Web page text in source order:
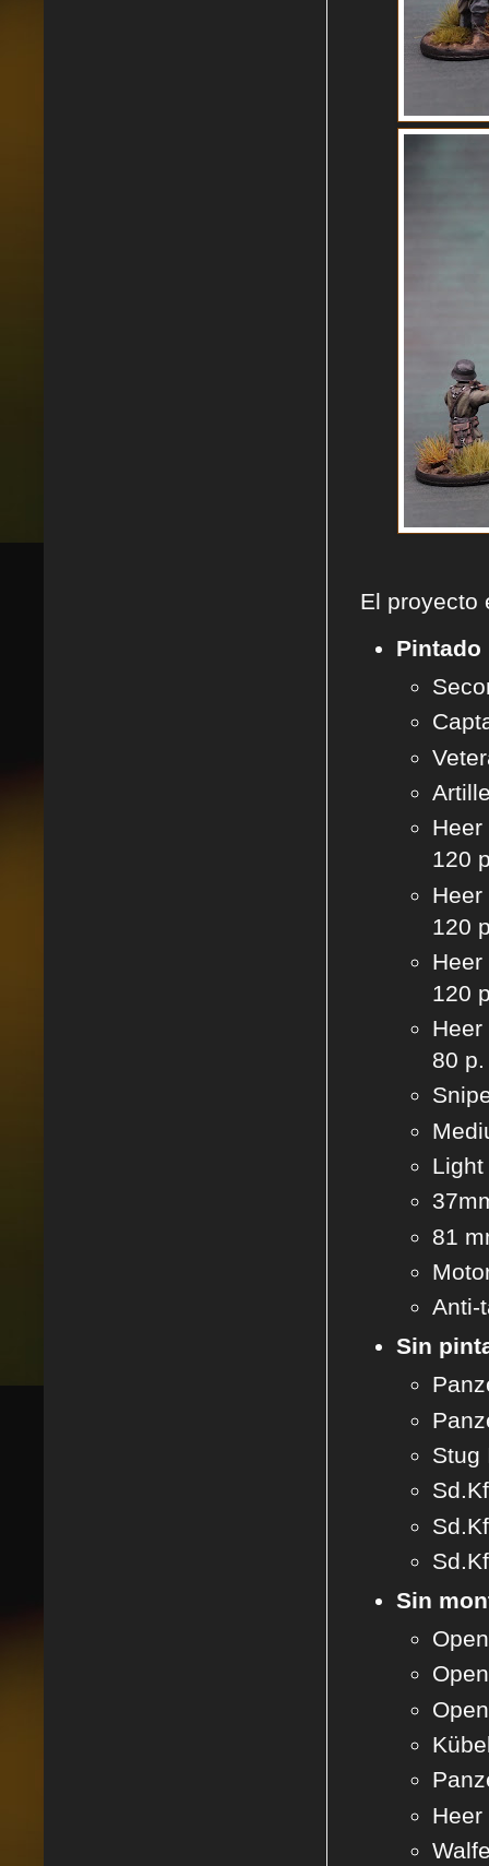
El proyecto
Pintado
120
120
120
80 p.
81
Anti-
Sin
Stug
Sin